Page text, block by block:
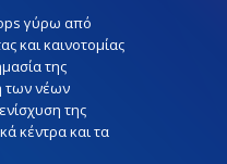
γύρω από
και καινοτομίας
της
των νέων
της
κέντρα και τα